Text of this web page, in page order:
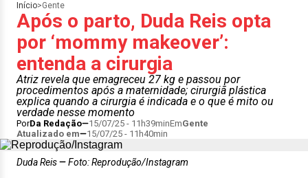
Início>Gente
Após o parto, Duda Reis opta
por ‘mommy makeover’:
entenda a cirurgia
Atriz revela que emagreceu 27 kg e passou por
procedimentos após a maternidade; cirurgiã plástica
explica quando a cirurgia é indicada e o que é mito ou
verdade nesse momento
PorDa Redação 15/07/25 - 11h39minEmGente
Atualizado em
15/07/25 - 11h40min
Duda Reis Foto: Reprodução/Instagram